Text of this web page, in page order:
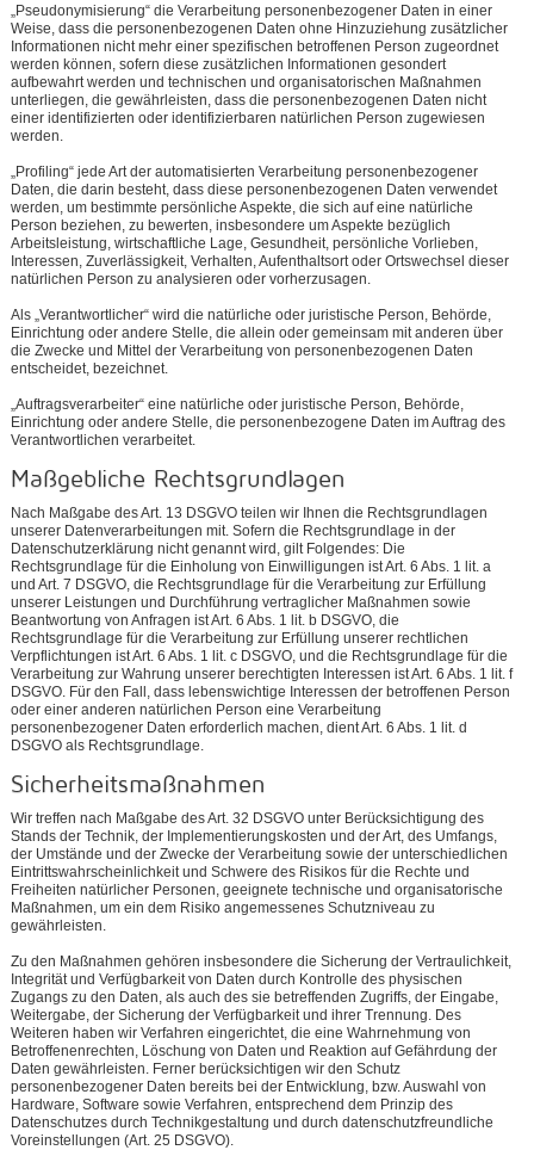
„Pseudonymisierung“ die Verarbeitung personenbezogener Daten in einer
Weise, dass die personenbezogenen Daten ohne Hinzuziehung zusätzlicher
Informationen nicht mehr einer spezifischen betroffenen Person zugeordnet
werden können, sofern diese zusätzlichen Informationen gesondert
aufbewahrt werden und technischen und organisatorischen Maßnahmen
unterliegen, die gewährleisten, dass die personenbezogenen Daten nicht
einer identifizierten oder identifizierbaren natürlichen Person zugewiesen
werden.
„Profiling“ jede Art der automatisierten Verarbeitung personenbezogener
Daten, die darin besteht, dass diese personenbezogenen Daten verwendet
werden, um bestimmte persönliche Aspekte, die sich auf eine natürliche
Person beziehen, zu bewerten, insbesondere um Aspekte bezüglich
Arbeitsleistung, wirtschaftliche Lage, Gesundheit, persönliche Vorlieben,
Interessen, Zuverlässigkeit, Verhalten, Aufenthaltsort oder Ortswechsel dieser
natürlichen Person zu analysieren oder vorherzusagen.
Als „Verantwortlicher“ wird die natürliche oder juristische Person, Behörde,
Einrichtung oder andere Stelle, die allein oder gemeinsam mit anderen über
die Zwecke und Mittel der Verarbeitung von personenbezogenen Daten
entscheidet, bezeichnet.
„Auftragsverarbeiter“ eine natürliche oder juristische Person, Behörde,
Einrichtung oder andere Stelle, die personenbezogene Daten im Auftrag des
Verantwortlichen verarbeitet.
Maßgebliche Rechtsgrundlagen
Nach Maßgabe des Art. 13 DSGVO teilen wir Ihnen die Rechtsgrundlagen
unserer Datenverarbeitungen mit. Sofern die Rechtsgrundlage in der
Datenschutzerklärung nicht genannt wird, gilt Folgendes: Die
Rechtsgrundlage für die Einholung von Einwilligungen ist Art. 6 Abs. 1 lit. a
und Art. 7 DSGVO, die Rechtsgrundlage für die Verarbeitung zur Erfüllung
unserer Leistungen und Durchführung vertraglicher Maßnahmen sowie
Beantwortung von Anfragen ist Art. 6 Abs. 1 lit. b DSGVO, die
Rechtsgrundlage für die Verarbeitung zur Erfüllung unserer rechtlichen
Verpflichtungen ist Art. 6 Abs. 1 lit. c DSGVO, und die Rechtsgrundlage für die
Verarbeitung zur Wahrung unserer berechtigten Interessen ist Art. 6 Abs. 1 lit. f
DSGVO. Für den Fall, dass lebenswichtige Interessen der betroffenen Person
oder einer anderen natürlichen Person eine Verarbeitung
personenbezogener Daten erforderlich machen, dient Art. 6 Abs. 1 lit. d
DSGVO als Rechtsgrundlage.
Sicherheitsmaßnahmen
Wir treffen nach Maßgabe des Art. 32 DSGVO unter Berücksichtigung des
Stands der Technik, der Implementierungskosten und der Art, des Umfangs,
der Umstände und der Zwecke der Verarbeitung sowie der unterschiedlichen
Eintrittswahrscheinlichkeit und Schwere des Risikos für die Rechte und
Freiheiten natürlicher Personen, geeignete technische und organisatorische
Maßnahmen, um ein dem Risiko angemessenes Schutzniveau zu
gewährleisten.
Zu den Maßnahmen gehören insbesondere die Sicherung der Vertraulichkeit,
Integrität und Verfügbarkeit von Daten durch Kontrolle des physischen
Zugangs zu den Daten, als auch des sie betreffenden Zugriffs, der Eingabe,
Weitergabe, der Sicherung der Verfügbarkeit und ihrer Trennung. Des
Weiteren haben wir Verfahren eingerichtet, die eine Wahrnehmung von
Betroffenenrechten, Löschung von Daten und Reaktion auf Gefährdung der
Daten gewährleisten. Ferner berücksichtigen wir den Schutz
personenbezogener Daten bereits bei der Entwicklung, bzw. Auswahl von
Hardware, Software sowie Verfahren, entsprechend dem Prinzip des
Datenschutzes durch Technikgestaltung und durch datenschutzfreundliche
Voreinstellungen (Art. 25 DSGVO).